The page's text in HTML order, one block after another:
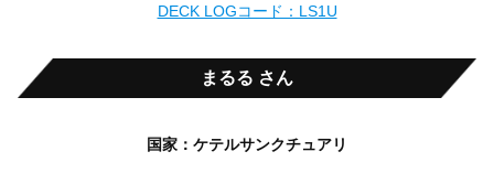
DECK LOGコード：LS1U
まるる さん
国家：ケテルサンクチュアリ